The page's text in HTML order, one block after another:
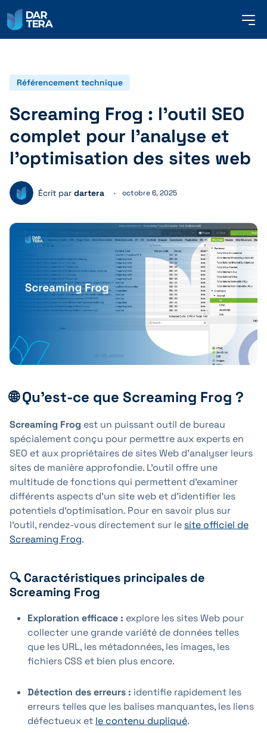
SERVICES
RÉFÉRENCES
À PROPOS DE NOUS
FRANÇAIS
+41 31 552 00 72
Envoyer un message 💌
Référencement technique
Screaming Frog : l’outil SEO
complet pour l’analyse et
l’optimisation des sites web
Écrit par dartera octobre 6, 2025
🌐 Qu'est-ce que Screaming Frog ?
Screaming Frog est un puissant outil de bureau
spécialement conçu pour permettre aux experts en
SEO et aux propriétaires de sites Web d'analyser leurs
sites de manière approfondie. L'outil offre une
multitude de fonctions qui permettent d'examiner
différents aspects d'un site web et d'identifier les
potentiels d'optimisation. Pour en savoir plus sur
l'outil, rendez-vous directement sur le site officiel de
Screaming Frog.
🔍 Caractéristiques principales de
Screaming Frog
Exploration efficace : explore les sites Web pour
collecter une grande variété de données telles
que les URL, les métadonnées, les images, les
fichiers CSS et bien plus encore.
Détection des erreurs : identifie rapidement les
erreurs telles que les balises manquantes, les liens
défectueux et le contenu dupliqué.